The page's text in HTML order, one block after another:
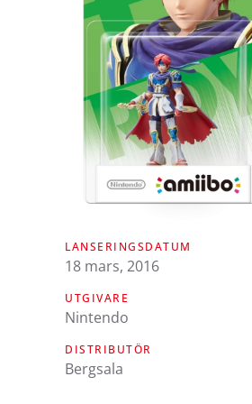
LANSERINGSDATUM
18 mars, 2016
UTGIVARE
Nintendo
DISTRIBUTÖR
Bergsala